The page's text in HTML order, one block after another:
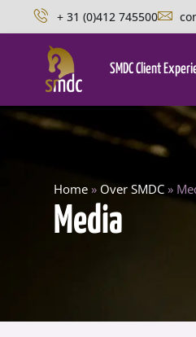
+ 31 (0)412 745500
SMDC Client
Home » Over SMDC »
Media